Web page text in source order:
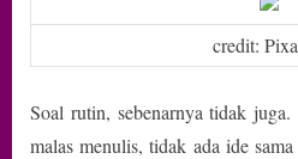
credit:
Soal rutin, sebenarnya tidak
malas menulis, tidak ada ide